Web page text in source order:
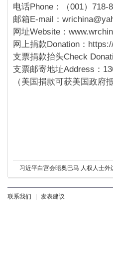
电话Phone：（001）718-
邮箱E-mail：
网址Website：
网上捐款Donation：
支票捐款抬头Check
支票邮寄地址Address：
（美国捐款可获美国政府抵
习近平白宫会晤奥巴马 人权人士外
联系我们 | 发表建议